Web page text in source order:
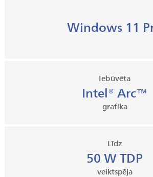
Windows 11
Iebūvēta
Intel® Arc™
grafika
Līdz
50 W TDP
veiktspēja